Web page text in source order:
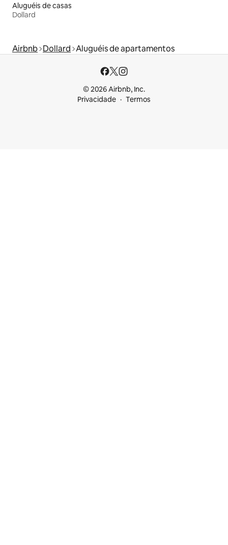
Aluguéis de casas
Dollard
Airbnb Dollard Aluguéis de apartamentos
© 2026 Airbnb, Inc.
Privacidade
Termos